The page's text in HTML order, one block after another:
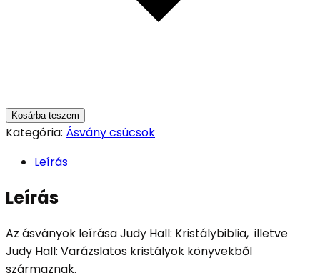
Kosárba teszem
Kategória: Ásvány csúcsok
Leírás
Leírás
Az ásványok leírása Judy Hall: Kristálybiblia, illetve
Judy Hall: Varázslatos kristályok könyvekből
származnak.